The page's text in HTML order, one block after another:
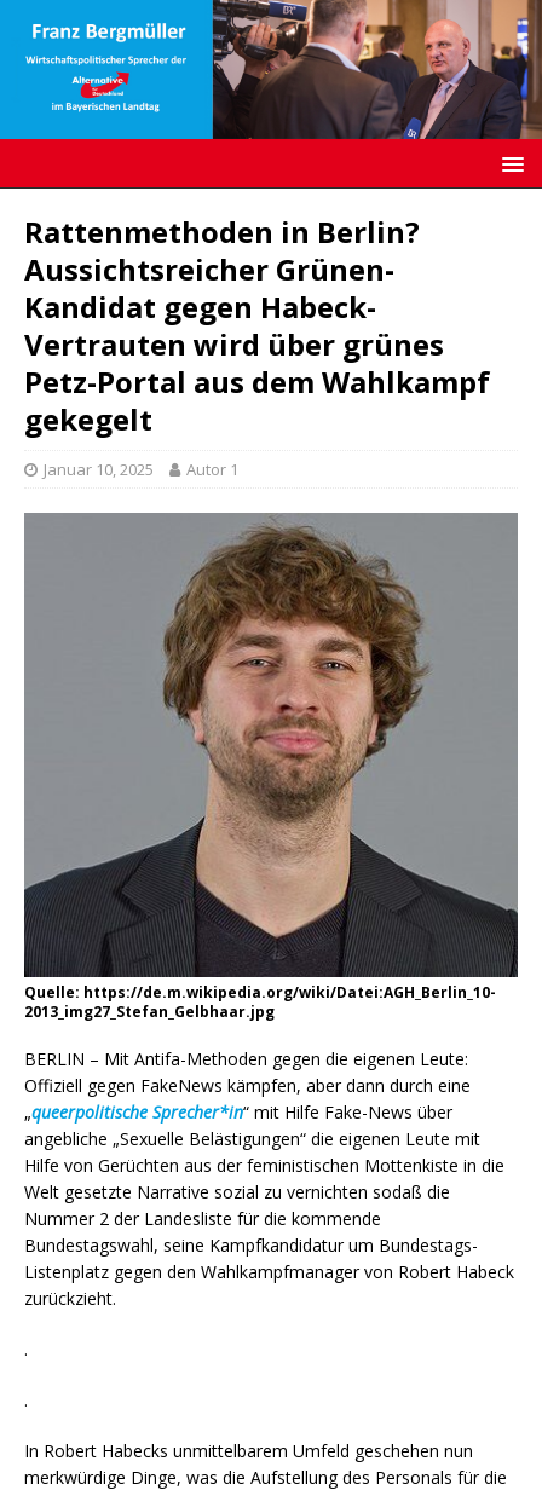
Rattenmethoden in Berlin?
Aussichtsreicher Grünen-
Kandidat gegen Habeck-
Vertrauten wird über grünes
Petz-Portal aus dem Wahlkampf
gekegelt
Januar 10, 2025 Autor 1
Quelle: https://de.m.wikipedia.org/wiki/Datei:AGH_Berlin_10-
2013_img27_Stefan_Gelbhaar.jpg
BERLIN – Mit Antifa-Methoden gegen die eigenen Leute:
Offiziell gegen FakeNews kämpfen, aber dann durch eine
„queerpolitische Sprecher*in“ mit Hilfe Fake-News über
angebliche „Sexuelle Belästigungen“ die eigenen Leute mit
Hilfe von Gerüchten aus der feministischen Mottenkiste in die
Welt gesetzte Narrative sozial zu vernichten sodaß die
Nummer 2 der Landesliste für die kommende
Bundestagswahl, seine Kampfkandidatur um Bundestags-
Listenplatz gegen den Wahlkampfmanager von Robert Habeck
zurückzieht.
.
.
In Robert Habecks unmittelbarem Umfeld geschehen nun
merkwürdige Dinge, was die Aufstellung des Personals für die